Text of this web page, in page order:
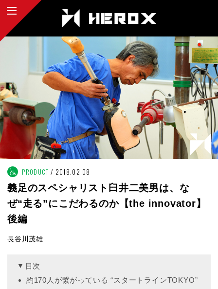
PRODUCT 2018.02.08
義足のスペシャリスト臼井二美男は、な
ぜ“走る”にこだわるのか【the innovator】
後編
長谷川茂雄
目次
約170人が繋がっている “スタートラインTOKYO”